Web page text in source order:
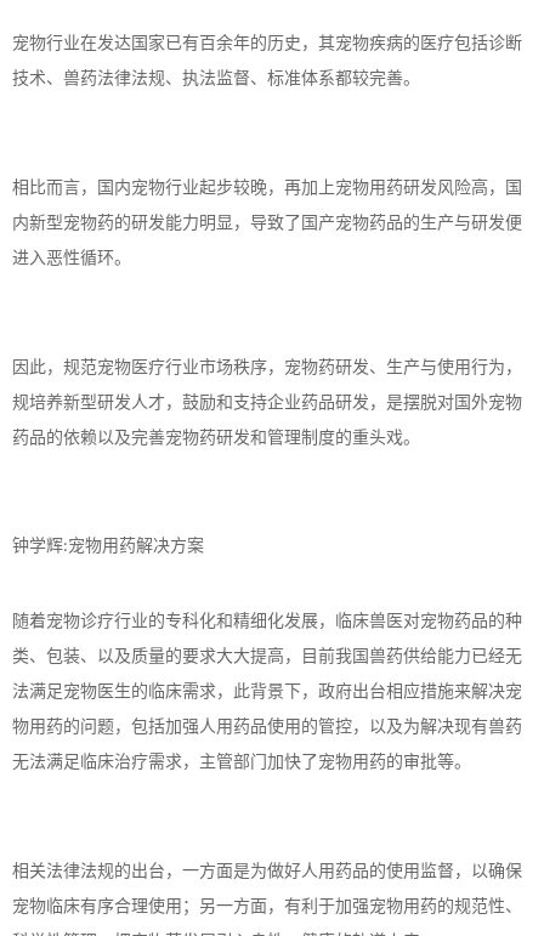
宠物行业在发达国家已有百余年的历史，其宠物疾病的医疗包括诊断
技术、兽药法律法规、执法监督、标准体系都较完善。
相比而言，国内宠物行业起步较晚，再加上宠物用药研发风险高，国
内新型宠物药的研发能力明显，导致了国产宠物药品的生产与研发便
进入恶性循环。
因此，规范宠物医疗行业市场秩序，宠物药研发、生产与使用行为，
规培养新型研发人才，鼓励和支持企业药品研发，是摆脱对国外宠物
药品的依赖以及完善宠物药研发和管理制度的重头戏。
钟学辉:宠物用药解决方案
随着宠物诊疗行业的专科化和精细化发展，临床兽医对宠物药品的种
类、包装、以及质量的要求大大提高，目前我国兽药供给能力已经无
法满足宠物医生的临床需求，此背景下，政府出台相应措施来解决宠
物用药的问题，包括加强人用药品使用的管控，以及为解决现有兽药
无法满足临床治疗需求，主管部门加快了宠物用药的审批等。
相关法律法规的出台，一方面是为做好人用药品的使用监督，以确保
宠物临床有序合理使用；另一方面，有利于加强宠物用药的规范性、